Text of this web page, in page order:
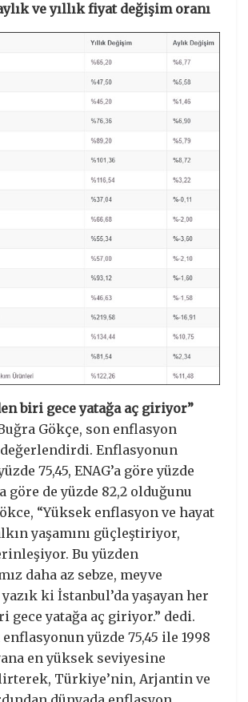
ve yıllık fiyat değişim oranı
biri gece yatağa aç giriyor”
Gökçe, son enflasyon
Enflasyonun
75,45, ENAG’a göre yüzde
göre de yüzde 82,2 olduğunu
“Yüksek enflasyon ve hayat
yaşamını güçleştiriyor,
Bu yüzden
daha az sebze, meyve
ki İstanbul’da yaşayan her
gece yatağa aç giriyor.” dedi.
enflasyonun yüzde 75,45 ile 1998
en yüksek seviyesine
Türkiye’nin, Arjantin ve